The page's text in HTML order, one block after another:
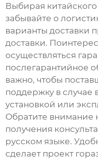
Выбирая
забывайте о
варианты доставки
доставки.
осуществляться
послегарантийное
важно, чтобы
поддержку в случае
установкой или
Обратите внимание
получения
русском языке.
сделает проект